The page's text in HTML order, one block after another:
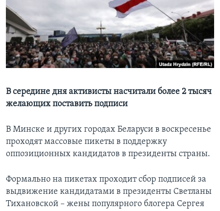
Learning English
СОЦИАЛЬНЫЕ СЕТИ
Языки
В середине дня активисты насчитали более 2 тысяч
желающих поставить подписи
В Минске и других городах Беларуси в воскресенье
проходят массовые пикеты в поддержку
оппозиционных кандидатов в президенты страны.
Формально на пикетах проходит сбор подписей за
выдвижение кандидатами в президенты Светланы
Тихановской – жены популярного блогера Сергея